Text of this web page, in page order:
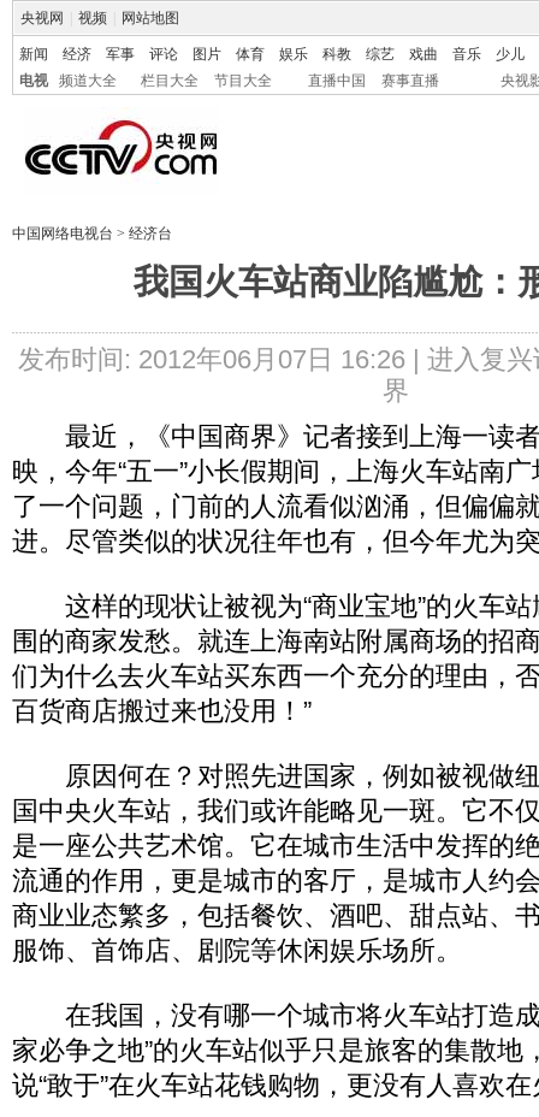
央视网 视频 网站地图
新闻 经济 军事 评论 图片 体育 娱乐 科教 综艺 戏曲 音乐
少儿
电视
频道大全 栏目大全 节目大全 直播中国 赛事直播 央视
中国网络电视台 > 经济台
我国火车站商业陷尴尬：
发布时间: 2012年06月07日 16:26 | 进入复兴
界
最近，《中国商界》记者接到上海一读
映，今年“五一”小长假期间，上海火车站南
了一个问题，门前的人流看似汹涌，但偏偏
进。尽管类似的状况往年也有，但今年尤为
这样的现状让被视为“商业宝地”的火车站
围的商家发愁。就连上海南站附属商场的招
们为什么去火车站买东西一个充分的理由，
百货商店搬过来也没用！”
原因何在？对照先进国家，例如被视做
国中央火车站，我们或许能略见一斑。它不
是一座公共艺术馆。它在城市生活中发挥的
流通的作用，更是城市的客厅，是城市人约
商业业态繁多，包括餐饮、酒吧、甜点站、
服饰、首饰店、剧院等休闲娱乐场所。
在我国，没有哪一个城市将火车站打造成
家必争之地”的火车站似乎只是旅客的集散地
说“敢于”在火车站花钱购物，更没有人喜欢